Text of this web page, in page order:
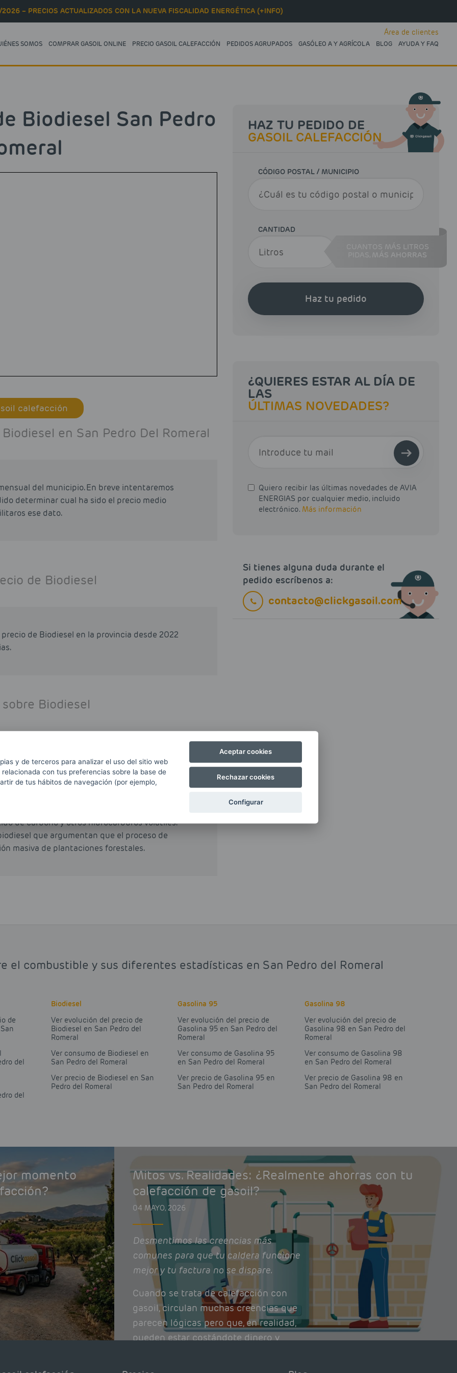
– PRECIOS ACTUALIZADOS CON LA NUEVA FISCALIDAD ENERGÉTICA (+INFO)
SOMOS COMPRAR GASOIL ONLINE PRECIO GASOIL CALEFACCIÓN PEDIDOS AGRUPADOS GASÓLEO A Y AGRÍCOLA BLOG AYUDA Y FAQ
Área de clientes
Biodiesel San Pedro
calefacción
en San Pedro Del Romeral
del municipio. En breve intentaremos
determinar cual ha sido el precio medio
ese dato.
de Biodiesel
de Biodiesel en la provincia desde 2022
Biodiesel
de grasas naturales como grasas animales o
industriales de esterificación y
total del petrodiésel o gasóleo obtenido a
de forma muy notable las emisiones
de carbono y otros hidrocarburos volátiles.
que argumentan que el proceso de
masiva de plantaciones forestales.
HAZ TU PEDIDO DE
GASOIL CALEFACCIÓN
CÓDIGO POSTAL / MUNICIPIO
CANTIDAD
CUANTOS MÁS LITROS
MÁS AHORRAS
Haz tu pedido
¿QUIERES ESTAR AL DÍA DE
LAS
ÚLTIMAS NOVEDADES?
Quiero recibir las últimas novedades de AVIA
ENERGIAS por cualquier medio, incluido
electrónico. Más información
Si tienes alguna duda durante el
pedido escríbenos a:
contacto@clickgasoil.com
el combustible y sus diferentes estadísticas en San Pedro del Romeral
de
del
del
Biodiesel
Ver evolución del precio de
Biodiesel en San Pedro del
Romeral
Ver consumo de Biodiesel en
San Pedro del Romeral
Ver precio de Biodiesel en San
Pedro del Romeral
Gasolina 95
Ver evolución del precio de
Gasolina 95 en San Pedro del
Romeral
Ver consumo de Gasolina 95
en San Pedro del Romeral
Ver precio de Gasolina 95 en
San Pedro del Romeral
Gasolina 98
Ver evolución del precio de
Gasolina 98 en San Pedro del
Romeral
Ver consumo de Gasolina 98
en San Pedro del Romeral
Ver precio de Gasolina 98 en
San Pedro del Romeral
momento
Mitos vs. Realidades: ¿Realmente ahorras con tu
calefacción de gasoil?
04 MAYO, 2026
Desmentimos las creencias más
comunes para que tu caldera funcione
mejor y tu factura no se dispare.
Cuando se trata de calefacción con
gasoil, circulan muchas creencias que
parecen lógicas pero que, en realidad,
pueden estar costándote dinero y
y de terceros para analizar el uso del sitio web
con tus preferencias sobre la base de
de tus hábitos de navegación (por ejemplo,
Aceptar cookies
Rechazar cookies
Configurar